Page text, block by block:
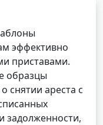
эффективно
приставами.
образцы
снятии ареста с
задолженности,